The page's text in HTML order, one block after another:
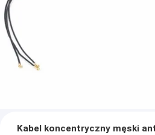
Kabel koncentryczny męski